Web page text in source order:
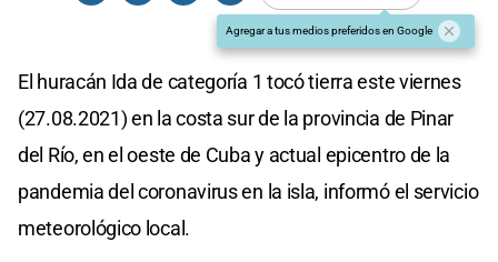
Agregar a tus medios preferidos en Google
El huracán Ida de categoría 1 tocó tierra este viernes
(27.08.2021) en la costa sur de la provincia de Pinar
del Río, en el oeste de Cuba y actual epicentro de la
pandemia del coronavirus en la isla, informó el servicio
meteorológico local.